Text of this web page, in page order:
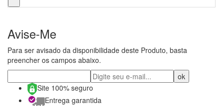
Avise-Me
Para ser avisado da disponibilidade deste Produto, basta
preencher os campos abaixo.
Site 100% seguro
Entrega garantida